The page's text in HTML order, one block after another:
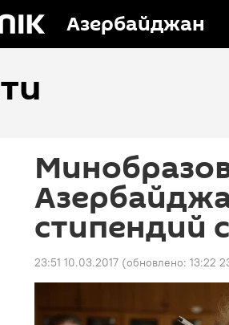
Азербайджан
стипендий
23:51 10.03.2017 (обновлено: 13:22